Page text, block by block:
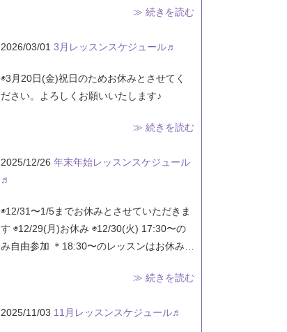
≫ 続きを読む
2026/03/01 3月レッスンスケジュール♬
◉3月20日(金)祝日のためお休みとさせてく
ださい。よろしくお願いいたします♪
≫ 続きを読む
2025/12/26 年末年始レッスンスケジュール
♬
◉12/31〜1/5までお休みとさせていただきま
す ◉12/29(月)お休み ◉12/30(火) 17:30〜の
み自由参加 ＊18:30〜のレッスンはお休み…
≫ 続きを読む
2025/11/03 11月レッスンスケジュール♬